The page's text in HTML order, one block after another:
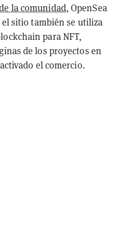
la comunidad, OpenSea
sitio también se utiliza
para NFT,
de los proyectos en
el comercio.